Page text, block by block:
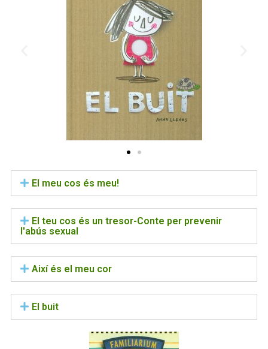
El meu cos és meu!
El teu cos és un tresor-Conte per prevenir
l'abús sexual
Així és el meu cor
El buit